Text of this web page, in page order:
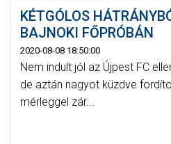
KÉTGÓLOS
BAJNOKI FŐPRÓBÁN
2020-08-08 18:50:00
Nem indult jól az Újpest FC
de aztán nagyot küzdve
mérleggel zár...